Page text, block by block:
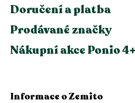
Doručení a platba
Prodávané značky
Nákupní akce Ponio
Informace o Zemito